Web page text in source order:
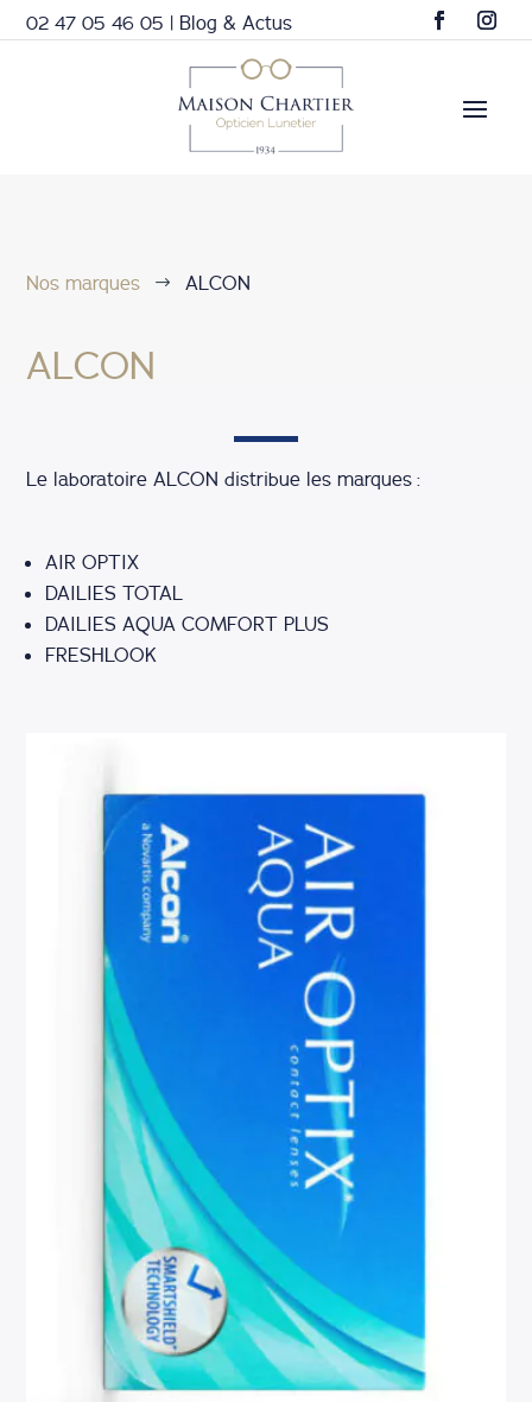
02 47 05 46 05 | Blog & Actus
Nos marques $ ALCON
ALCON
Le laboratoire ALCON distribue les marques :
AIR OPTIX
DAILIES TOTAL
DAILIES AQUA COMFORT PLUS
FRESHLOOK